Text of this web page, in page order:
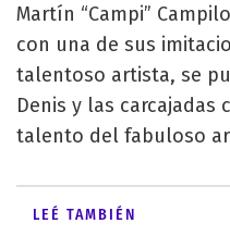
Martín “Campi”
con una de sus
talentoso artista, se
Denis y las
talento del fabuloso
LEÉ TAMBIÉN